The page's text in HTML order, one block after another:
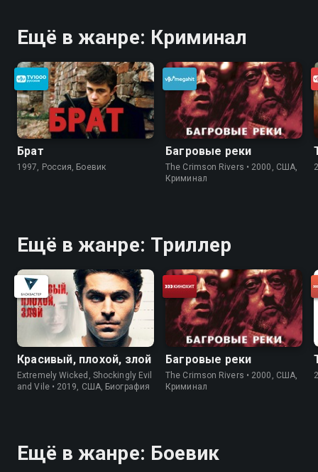
Ещё в жанре: Криминал
Брат
1997, Россия, Боевик
Багровые реки
The Crimson Rivers • 2000, США,
Криминал
Ещё в жанре: Триллер
Красивый, плохой, злой
Extremely Wicked, Shockingly Evil
and Vile • 2019, США, Биография
Багровые реки
The Crimson Rivers • 2000, США,
Криминал
Ещё в жанре: Боевик